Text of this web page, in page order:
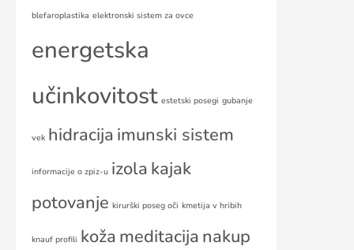
blefaroplastika elektronski sistem za ovce
energetska
učinkovitost estetski posegi gubanje
vek hidracija imunski sistem
informacije o zpiz-u izola kajak
potovanje kirurški poseg oči kmetija v hribih
knauf profili koža meditacija nakup